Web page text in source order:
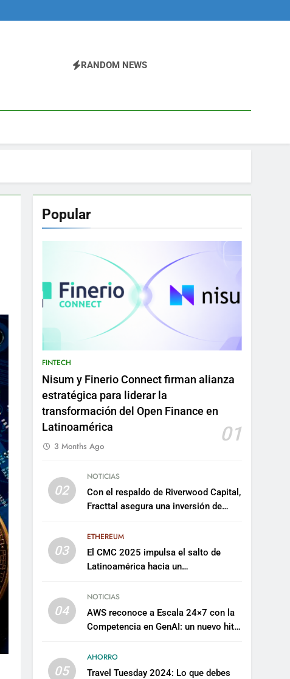
RANDOM NEWS
Popular
FINTECH
Nisum y Finerio Connect firman alianza
estratégica para liderar la
transformación del Open Finance en
Latinoamérica
01
3 Months Ago
02
NOTICIAS
Con el respaldo de Riverwood Capital,
Fracttal asegura una inversión de
plataforma
03
ETHEREUM
El CMC 2025 impulsa el salto de
Latinoamérica hacia un
sostenible
04
NOTICIAS
AWS reconoce a Escala 24×7 con la
Competencia en GenAI: un nuevo hito
artificial empresarial
05
AHORRO
Travel Tuesday 2024: Lo que debes